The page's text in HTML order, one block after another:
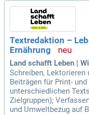
Textredaktion –
Ernährung
Land schafft Leben |
Schreiben,
Beiträgen für Print-
unterschiedlichen
Zielgruppen);
und Umweltbezug auf